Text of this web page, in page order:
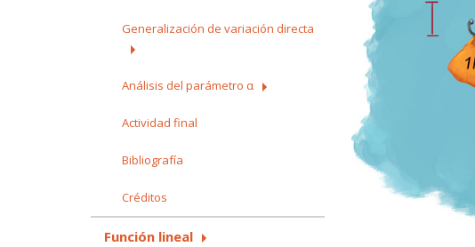
Generalización de variación directa
Análisis del parámetro α
Actividad final
Bibliografía
Créditos
Función lineal